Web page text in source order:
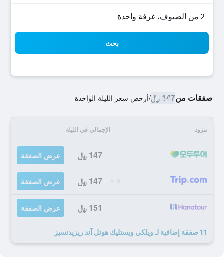
2 من الضيوف، غرفة واحدة
بحث
صفقات من147 ﷼ /أرخص سعر الليلة الواحدة
مزود الإجمالي في الليلة
147 ﷼ عرض الصفقة
147 ﷼ عرض الصفقة
151 ﷼ عرض الصفقة
11 صفقة إضافية لـ ويلكي ويستليك هوتل آند ريزيدنسيز